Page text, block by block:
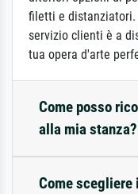
filetti e distanziatori.
servizio clienti è a
tua opera d'arte
Come posso
alla mia stanza?
Come